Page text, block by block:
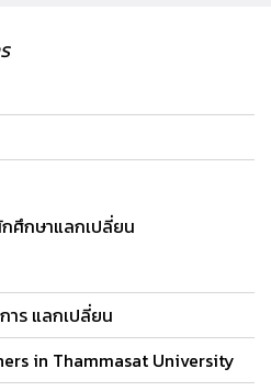
กศึกษาแลกเปลี่ยน
าร แลกเปลี่ยน
in Thammasat University